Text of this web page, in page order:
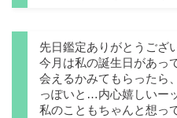
先日鑑定ありがとうござ
今月は私の誕生日があっ
会えるかみてもらったら
っぽいと…内心嬉しいー
私のこともちゃんと想っ